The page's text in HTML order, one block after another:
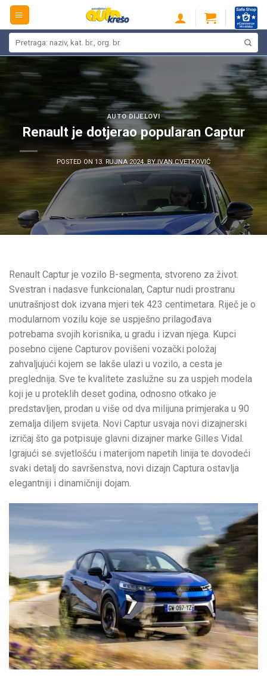
Skip
content
AUTO DIJELOVI
Renault je dotjerao popularan Captur
POSTED ON 13. RUJNA 2024. BYIVAN CVETKOVIĆ
Renault Captur je vozilo B-segmenta, stvoreno za život.
Svestran i nadasve funkcionalan, Captur nudi prostranu
unutrašnjost dok izvana mjeri tek 423 centimetara. Riječ je o
modularnom vozilu koje se uspješno prilagođava
potrebama svojih korisnika, u gradu i izvan njega. Kupci
posebno cijene Capturov povišeni vozački položaj
zahvaljujući kojem se lakše ulazi u vozilo, a cesta je
preglednija. Sve te kvalitete zaslužne su za uspjeh modela
koji je u proteklih deset godina, odnosno otkako je
predstavljen, prodan u više od dva milijuna primjeraka u 90
zemalja diljem svijeta. Novi Captur usvaja novi dizajnerski
izričaj što ga potpisuje glavni dizajner marke Gilles Vidal.
Igrajući se svjetlošću i materijom napetih linija te dovodeći
svaki detalj do savršenstva, novi dizajn Captura ostavlja
elegantniji i dinamičniji dojam.